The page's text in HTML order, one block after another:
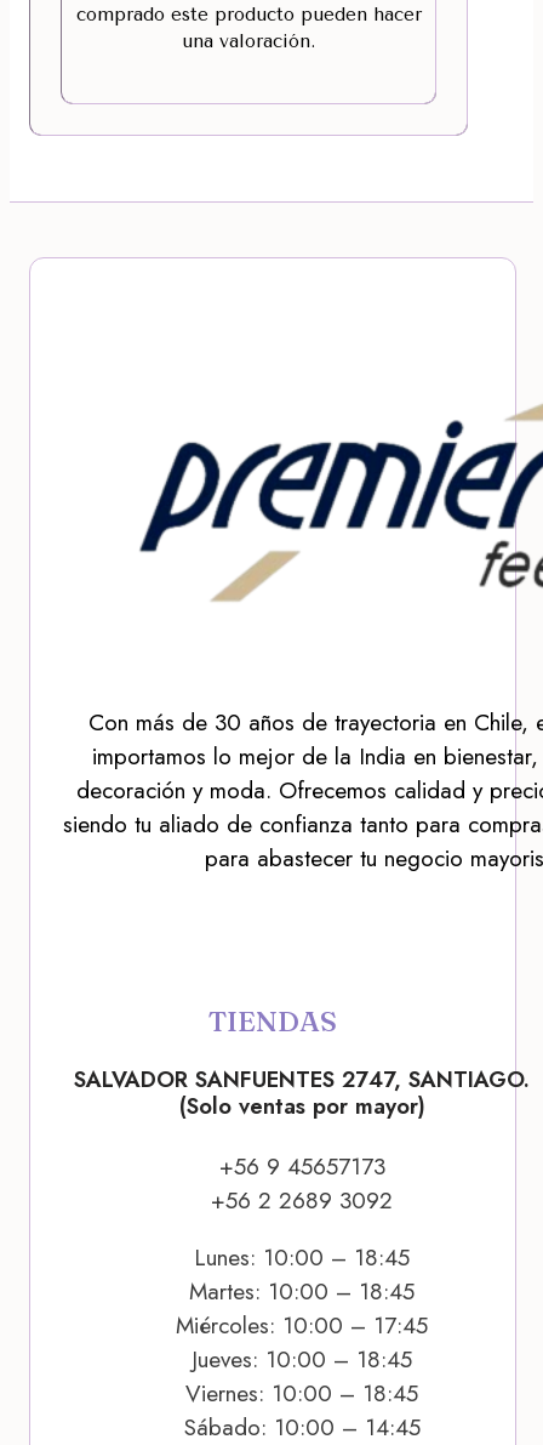
comprado este producto pueden hacer
una valoración.
Con más de 30 años de trayectoria en Chile,
importamos lo mejor de la India en
decoración y moda. Ofrecemos calidad y
siendo tu aliado de confianza tanto para
para abastecer tu negocio
TIENDAS
SALVADOR SANFUENTES 2747, SANTIAGO.
(Solo ventas por mayor)
+56 9 45657173
+56 2 2689 3092
Lunes: 10:00 – 18:45
Martes: 10:00 – 18:45
Miércoles: 10:00 – 17:45
Jueves: 10:00 – 18:45
Viernes: 10:00 – 18:45
Sábado: 10:00 – 14:45